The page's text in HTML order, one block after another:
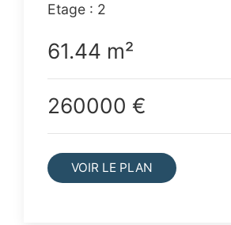
Etage : 2
61.44 m²
260000 €
VOIR LE PLAN